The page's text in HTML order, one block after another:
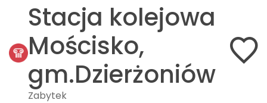
Stacja kolejowa
Mościsko,
gm.Dzierżoniów
Zabytek